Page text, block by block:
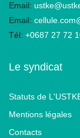
Email:
Email:
Tél: +0687 27 72
Le syndicat
Statuts de
Mentions légales
Contacts